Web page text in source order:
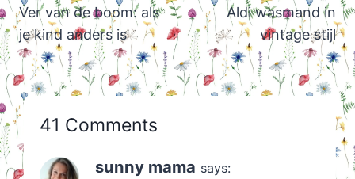
navigation
Ver van de boom: als
je kind anders is
Aldi wasmand in
vintage stijl
41 Comments
sunny mama says: